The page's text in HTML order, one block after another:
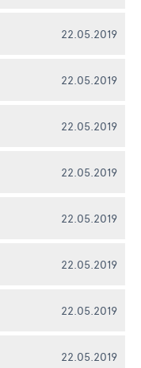
22.05.2019
22.05.2019
22.05.2019
22.05.2019
22.05.2019
22.05.2019
22.05.2019
22.05.2019